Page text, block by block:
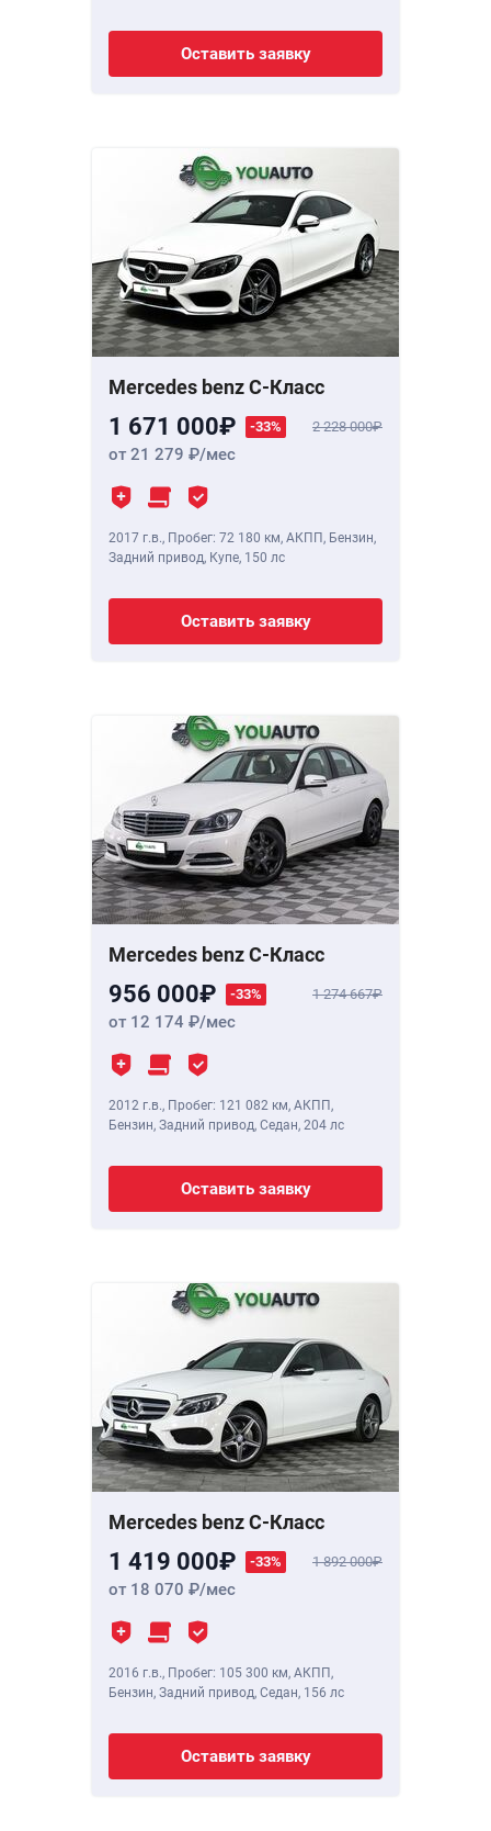
Оставить заявку
Mercedes benz C-Класс
1 671 000 -33% 2 228 000
от 21 279 /мес
2017 г.в., Пробег: 72 180 км, АКПП, Бензин,
Задний привод, Купе, 150 лс
Оставить заявку
Mercedes benz C-Класс
956 000 -33% 1 274 667
от 12 174 /мес
2012 г.в., Пробег: 121 082 км, АКПП,
Бензин, Задний привод, Седан, 204 лс
Оставить заявку
Mercedes benz C-Класс
1 419 000 -33% 1 892 000
от 18 070 /мес
2016 г.в., Пробег: 105 300 км, АКПП,
Бензин, Задний привод, Седан, 156 лс
Оставить заявку